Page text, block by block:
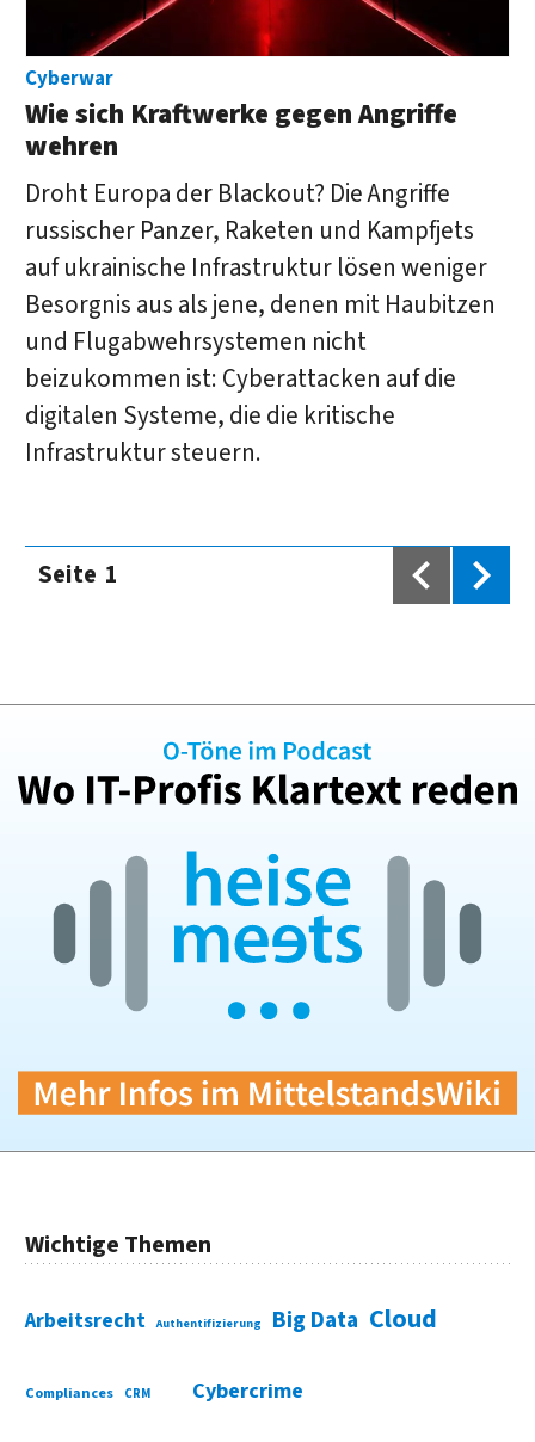
Cyberwar
Wie sich Kraftwerke gegen Angriffe
wehren
Droht Europa der Blackout? Die Angriffe
russischer Panzer, Raketen und Kampfjets
auf ukrainische Infrastruktur lösen weniger
Besorgnis aus als jene, denen mit Haubitzen
und Flugabwehrsystemen nicht
beizukommen ist: Cyberattacken auf die
digitalen Systeme, die die kritische
Infrastruktur steuern.
Seite 1
Wichtige Themen
Arbeitsrecht Authentifizierung Big Data Cloud
Compliances CRM Cybercrime